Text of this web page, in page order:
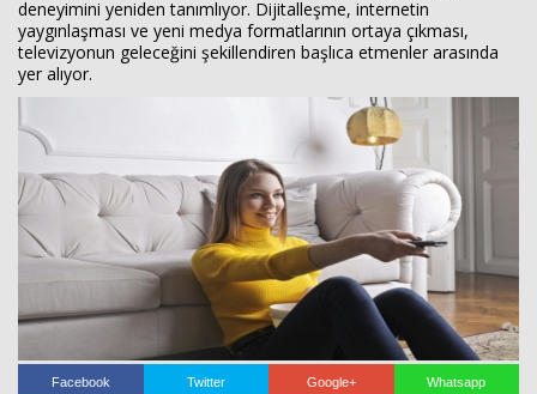
escort
bayan
escort
beylikdüzü
beylikdüzü
escort
deneyimini yeniden tanımlıyor. Dijitalleşme, internetin
yaygınlaşması ve yeni medya formatlarının ortaya çıkması,
televizyonun geleceğini şekillendiren başlıca etmenler arasında
yer alıyor.
Facebook Twitter Google+ Whatsapp
ANKETLER
VİDEO GALERİ
KÜNYE
İLETİŞİM